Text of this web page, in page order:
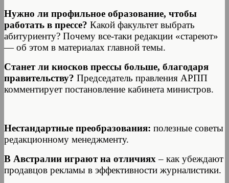
Нужно ли профильное образование, чтобы
работать в прессе? Какой факультет выбрать
абитуриенту? Почему все-таки редакции «стареют»
— об этом в материалах главной темы.
Станет ли киосков прессы больше, благодаря
правительству? Председатель правления АРПП
комментирует постановление кабинета министров.
Нестандартные преобразования: полезные советы
редакционному менеджменту.
В Австралии играют на отличиях – как убеждают
продавцов рекламы в эффективности журналистики.